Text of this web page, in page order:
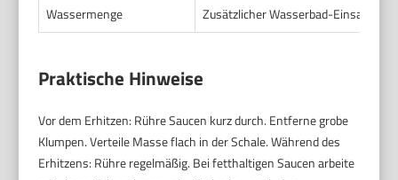
Wassermenge
Zusätzlicher Wasserbad-Einsatz
Praktische Hinweise
Vor dem Erhitzen: Rühre Saucen kurz durch. Entferne grobe
Klumpen. Verteile Masse flach in der Schale. Während des
Erhitzens: Rühre regelmäßig. Bei fetthaltigen Saucen arbeite